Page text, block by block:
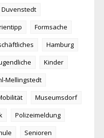
Duvenstedt
Formsache
Hamburg
Kinder
Mellingstedt
Museumsdorf
Polizeimeldung
Senioren